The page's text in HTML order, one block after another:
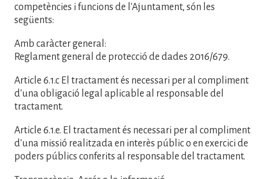
competències i funcions de l'Ajuntament, són les
següents:
Amb caràcter general:
Reglament general de protecció de dades 2016/679.
Article 6.1.c El tractament és necessari per al compliment
d'una obligació legal aplicable al responsable del
tractament.
Article 6.1.e. El tractament és necessari per al compliment
d'una missió realitzada en interès públic o en exercici de
poders públics conferits al responsable del tractament.